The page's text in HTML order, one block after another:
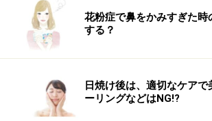
売り上げNo.1アイテムが保湿力や浸透
７年ぶりのリニューアル。「ぐんぐん
もっちりつやつやになった」などのお
【DATA】
花粉症で鼻をかみすぎた時
する？
日焼け後は、適切なケア
ーリングなどはNG!?